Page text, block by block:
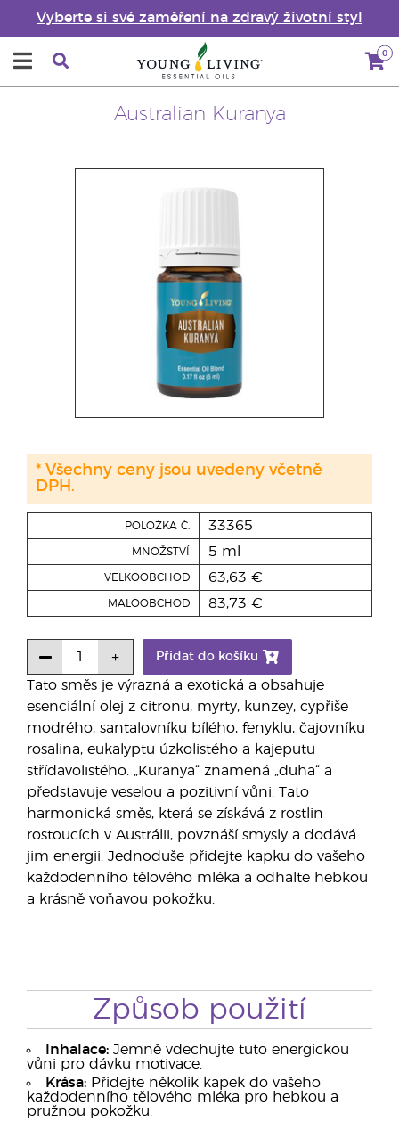
Vyberte si své zaměření na zdravý životní styl
0
Australian Kuranya
Tato směs je výrazná a exotická a obsahuje
esenciální olej z citronu, myrty, kunzey, cypřiše
modrého, santalovníku bílého, fenyklu, čajovníku
rosalina, eukalyptu úzkolistého a kajeputu
střídavolistého. „Kuranya“ znamená „duha“ a
představuje veselou a pozitivní vůni. Tato
harmonická směs, která se získává z rostlin
rostoucích v Austrálii, povznáší smysly a dodává
jim energii. Jednoduše přidejte kapku do vašeho
každodenního tělového mléka a odhalte hebkou
a krásně voňavou pokožku.
POLOŽKA Č. 33365
MNOŽSTVÍ 5 ml
VELKOOBCHOD 63,63 €
MALOOBCHOD 83,73 €
Přidat do košíku
* Všechny ceny jsou uvedeny včetně
DPH.
Způsob použití
Inhalace: Jemně vdechujte tuto energickou
vůni pro dávku motivace.
Krása: Přidejte několik kapek do vašeho
každodenního tělového mléka pro hebkou a
pružnou pokožku.